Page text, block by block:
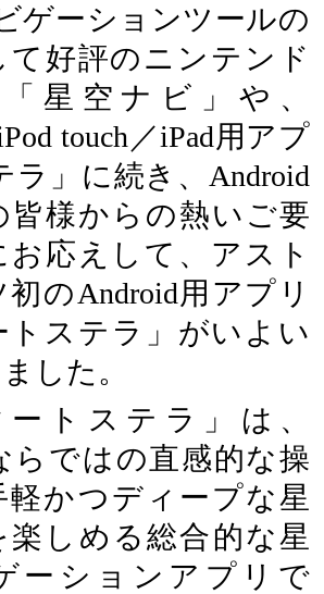
ゲーションツールの
て好評のニンテンド
星空ナビ」や、
touch／iPad用アプ
ラ」に続き、Android
皆様からの熱いご要
お応えして、アスト
のAndroid用アプリ
トステラ」がいよい
した。
ートステラ」は、
らではの直感的な操
軽かつディープな星
楽しめる総合的な星
ーションアプリで